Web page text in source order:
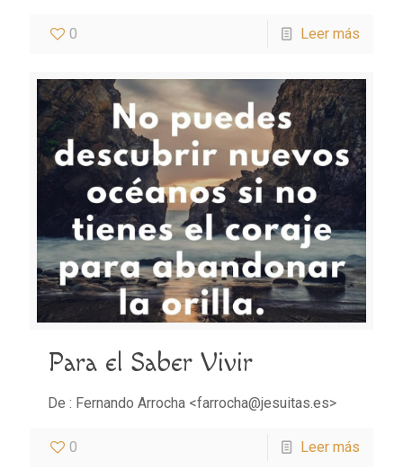
0 Leer más
Para el Saber Vivir
De : Fernando Arrocha <farrocha@jesuitas.es>
0 Leer más